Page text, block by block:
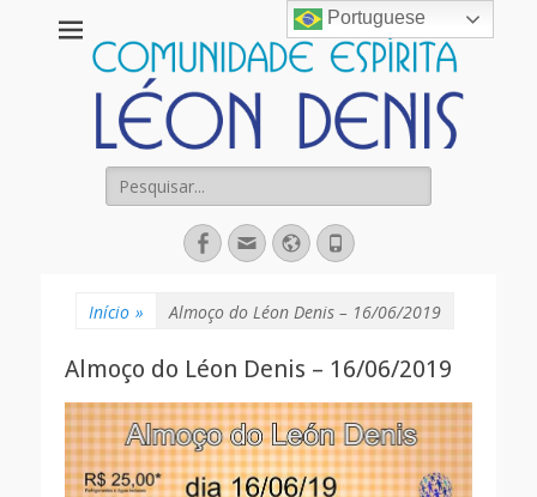
Comunidade
Espírita Léon
Denis
Pesquisar
por:
Facebook
EmailWebsiteFone
Início » Almoço do Léon Denis – 16/06/2019
Almoço do Léon Denis – 16/06/2019
Portuguese